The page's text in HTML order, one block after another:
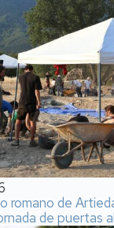
romano de
de puertas